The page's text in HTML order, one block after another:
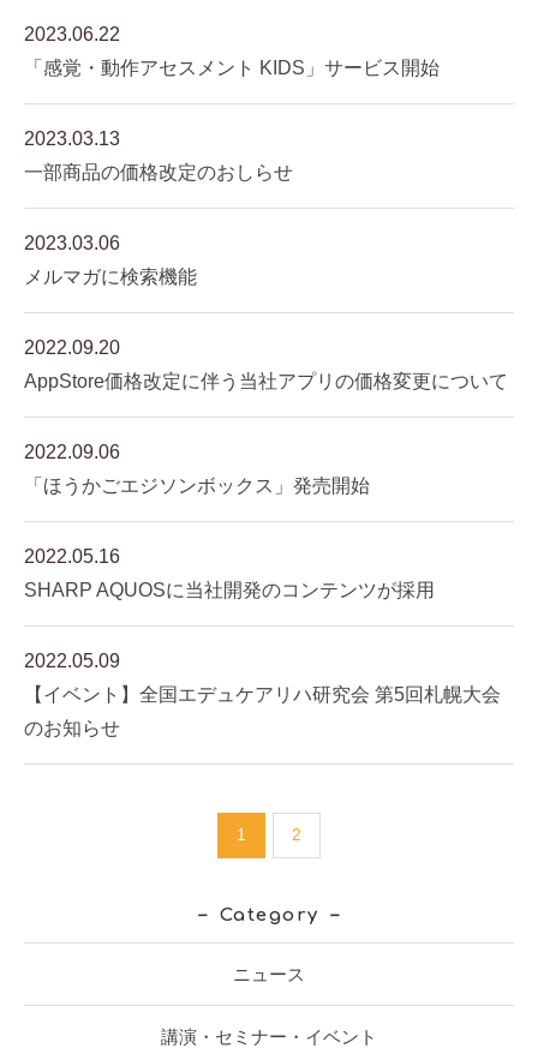
2023.06.22
「感覚・動作アセスメント KIDS」サービス開始
2023.03.13
一部商品の価格改定のおしらせ
2023.03.06
メルマガに検索機能
2022.09.20
AppStore価格改定に伴う当社アプリの価格変更について
2022.09.06
「ほうかごエジソンボックス」発売開始
2022.05.16
SHARP AQUOSに当社開発のコンテンツが採用
2022.05.09
【イベント】全国エデュケアリハ研究会 第5回札幌大会
のお知らせ
1 2
Category
ニュース
講演・セミナー・イベント